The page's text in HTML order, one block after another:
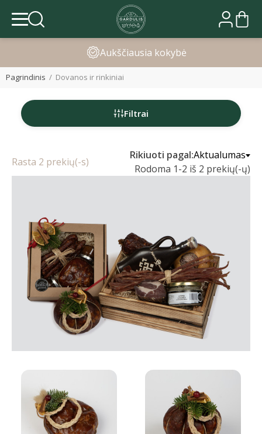
Greitas pristatymas
Pagrindinis Dovanos ir rinkiniai
Filtrai
Rasta 2 prekių(-s)
Rikiuoti pagal:Aktualumas
Rodoma 1-2 iš 2 prekių(-ų)